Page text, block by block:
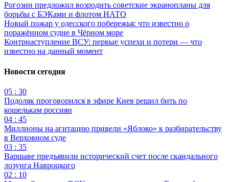
Рогозин предложил возродить советские экранопланы для
борьбы с БЭКами и флотом НАТО
Новый пожар у одесского побережья: что известно о
поражённом судне в Чёрном море
Контрнаступление ВСУ: первые успехи и потери — что
известно на данный момент
Новости сегодня
05 : 30
Подоляк проговорился в эфире Киев решил бить по
кошелькам россиян
04 : 45
Миллионы на агитацию привели «Яблоко» к разбирательству
в Верховном суде
03 : 35
Варшаве предъявили исторический счет после скандального
лозунга Навроцкого
02 : 10